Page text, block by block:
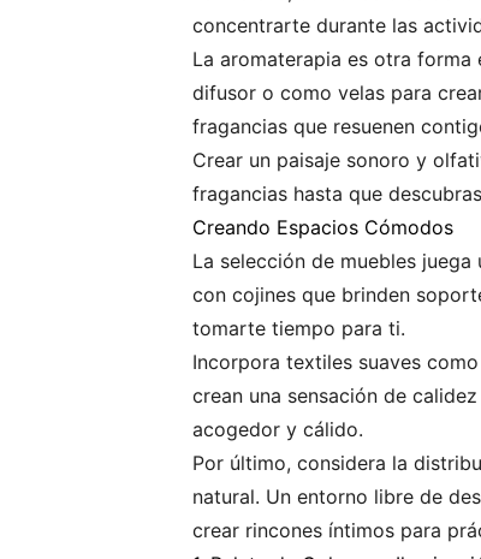
concentrarte durante las
La aromaterapia es otra forma
difusor o como velas para
fragancias que resuenen
Crear un paisaje sonoro y
fragancias hasta que
Creando Espacios Cómodos
La selección de muebles
con cojines que brinden
tomarte tiempo para ti.
Incorpora textiles suaves
crean una sensación de
acogedor y cálido.
Por último, considera la
natural. Un entorno libre de
crear rincones íntimos para